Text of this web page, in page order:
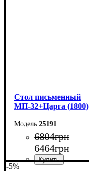
Cтол письменный
МП-32+Царга (1800)
25191
6804грн
6464грн
-5%